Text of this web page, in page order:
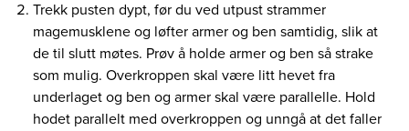
Trekk pusten dypt, før du ved utpust strammer
magemusklene og løfter armer og ben samtidig, slik at
de til slutt møtes. Prøv å holde armer og ben så strake
som mulig. Overkroppen skal være litt hevet fra
underlaget og ben og armer skal være parallelle. Hold
hodet parallelt med overkroppen og unngå at det faller